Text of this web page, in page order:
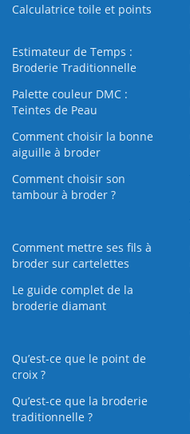
Calculatrice toile et points
Estimateur de Temps :
Broderie Traditionnelle
Palette couleur DMC :
Teintes de Peau
Comment choisir la bonne
aiguille à broder
Comment choisir son
tambour à broder ?
Comment mettre ses fils à
broder sur cartelettes
Le guide complet de la
broderie diamant
Qu’est-ce que le point de
croix ?
Qu’est-ce que la broderie
traditionnelle ?